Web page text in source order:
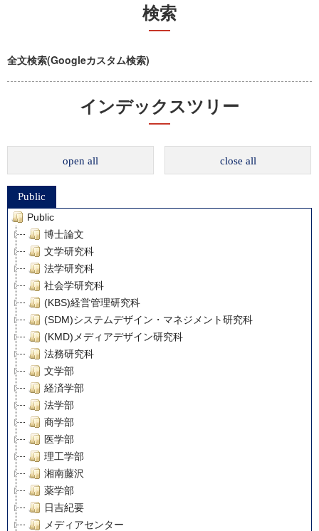
検索
全文検索(Googleカスタム検索)
インデックスツリー
open all close all
Public
Public
博士論文
文学研究科
法学研究科
社会学研究科
(KBS)経営管理研究科
(SDM)システムデザイン・マネジメント研究科
(KMD)メディアデザイン研究科
法務研究科
文学部
経済学部
法学部
商学部
医学部
理工学部
湘南藤沢
薬学部
日吉紀要
メディアセンター